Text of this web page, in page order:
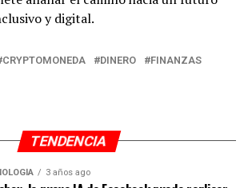
y digital.
CRYPTOMONEDA DINERO
FINANZAS
TENDENCIA
3 años ago